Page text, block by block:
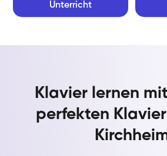
Unterricht
Klavier lernen
perfekten